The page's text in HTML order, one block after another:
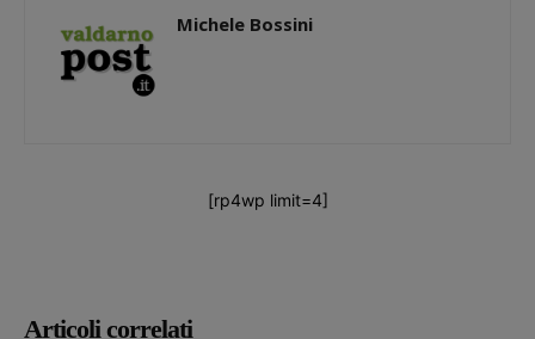
Articoli correlati
Michele Bossini
[rp4wp limit=4]